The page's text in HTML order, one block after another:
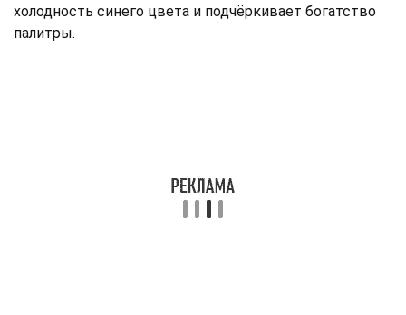
холодность синего цвета и подчёркивает богатство
палитры.